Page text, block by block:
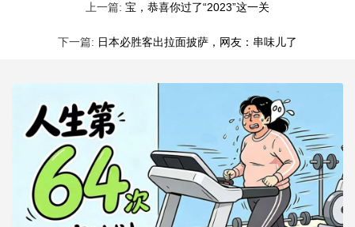
上一篇: 宝，恭喜你过了“2023”这一关
下一篇: 日本必胜客出拉面披萨，网友：串味儿了